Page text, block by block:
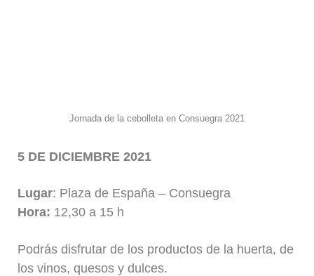
Jornada de la cebolleta en Consuegra 2021
5 DE DICIEMBRE 2021
Lugar: Plaza de España – Consuegra
Hora: 12,30 a 15 h
Podrás disfrutar de los productos de la huerta, de
los vinos, quesos y dulces.